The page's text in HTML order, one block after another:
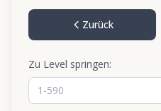
Zurück
Zu Level springen: